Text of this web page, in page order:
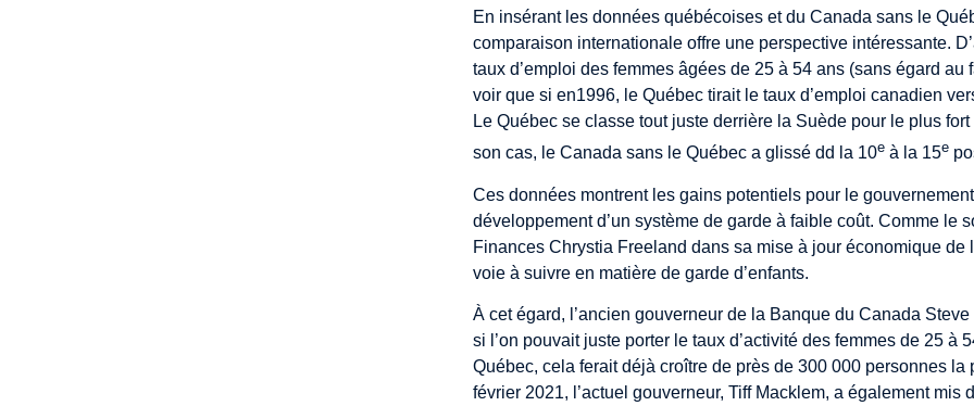
En insérant les données québécoises et du Canada sans le
comparaison internationale offre une perspective intéressante.
taux d’emploi des femmes âgées de 25 à 54 ans (sans égard
voir que si en1996, le Québec tirait le taux d’emploi canadien
Le Québec se classe tout juste derrière la Suède pour le plus
son cas, le Canada sans le Québec a glissé dd la 10e à la 15e
Ces données montrent les gains potentiels pour le
développement d’un système de garde à faible coût. Comme le
Finances Chrystia Freeland dans sa mise à jour économique de
voie à suivre en matière de garde d’enfants.
À cet égard, l’ancien gouverneur de la Banque du Canada Steve
si l’on pouvait juste porter le taux d’activité des femmes de 25
Québec, cela ferait déjà croître de près de 300 000 personnes
février 2021, l’actuel gouverneur, Tiff Macklem, a également mis